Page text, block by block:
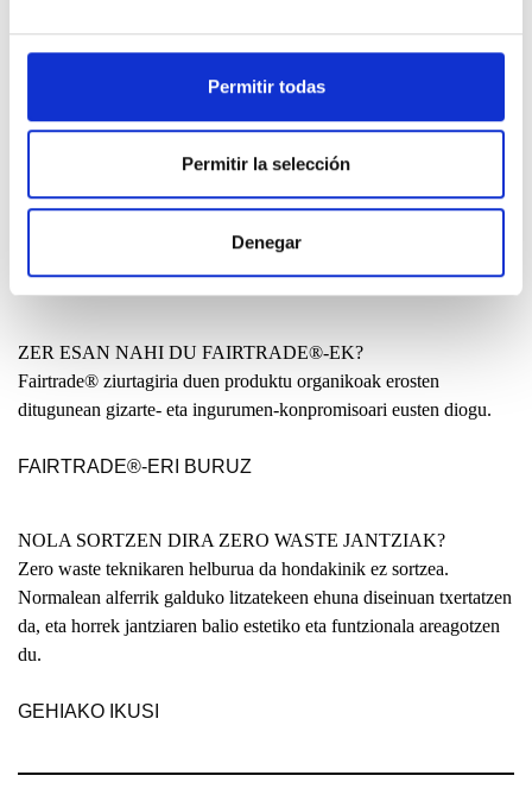
Permitir todas
Permitir la selección
Denegar
GEHIAGO JAKIN
EUSKAL HERRIAN EGINA?
Lagun askok galdetzen digute zergatik ez dugu gure jantziak
maila lokalean egiten, hasieratik bukaeraraino. Zergatik ekoizten
IRAKURRI
ZER ESAN NAHI DU FAIRTRADE®-EK?
Fairtrade® ziurtagiria duen produktu organikoak erosten
ditugunean gizarte- eta ingurumen-konpromisoari eusten diogu.
FAIRTRADE®-ERI BURUZ
NOLA SORTZEN DIRA ZERO WASTE JANTZIAK?
Zero waste teknikaren helburua da hondakinik ez sortzea.
Normalean alferrik galduko litzatekeen ehuna diseinuan txertatzen
da, eta horrek jantziaren balio estetiko eta funtzionala areagotzen
du.
GEHIAKO IKUSI